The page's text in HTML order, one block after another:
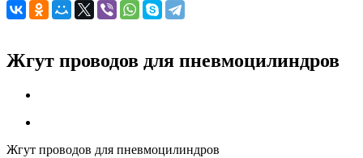
Жгут проводов для пневмоцилиндров
Жгут проводов для пневмоцилиндров